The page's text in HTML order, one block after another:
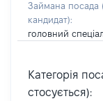
Займана посада
кандидат):
головний
Категорія
стосується):